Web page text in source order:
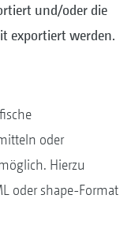
und/oder die
exportiert werden.
oder
Hierzu
oder shape-Format